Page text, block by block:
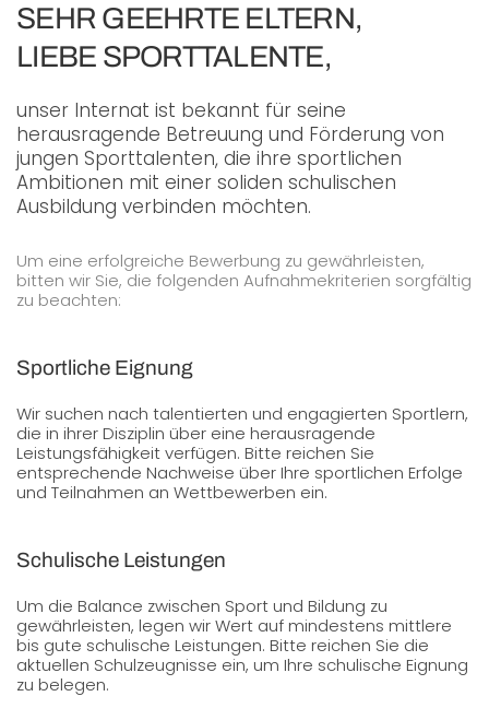
SEHR GEEHRTE ELTERN,
LIEBE SPORTTALENTE,
unser Internat ist bekannt für seine
herausragende Betreuung und Förderung von
jungen Sporttalenten, die ihre sportlichen
Ambitionen mit einer soliden schulischen
Ausbildung verbinden möchten.
Um eine erfolgreiche Bewerbung zu gewährleisten,
bitten wir Sie, die folgenden Aufnahmekriterien sorgfältig
zu beachten:
Sportliche Eignung
Wir suchen nach talentierten und engagierten Sportlern,
die in ihrer Disziplin über eine herausragende
Leistungsfähigkeit verfügen. Bitte reichen Sie
entsprechende Nachweise über Ihre sportlichen Erfolge
und Teilnahmen an Wettbewerben ein.
Schulische Leistungen
Um die Balance zwischen Sport und Bildung zu
gewährleisten, legen wir Wert auf mindestens mittlere
bis gute schulische Leistungen. Bitte reichen Sie die
aktuellen Schulzeugnisse ein, um Ihre schulische Eignung
zu belegen.